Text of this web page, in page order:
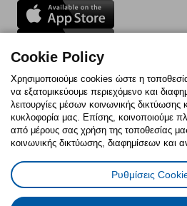
Follow us:
FacebookInstagram
TikTokYoutube
Πολιτική CookiesΔήλωση
Έντυπο Επιστροφής / Ακύρωσης
Cookie Policy
Χρησιμοποιούμε cookies ώστε η
να εξατομικεύουμε περιεχόμενο και
λειτουργίες μέσων κοινωνικής
κυκλοφορία μας. Επίσης, κοινοποιούμε
από μέρους σας χρήση της τοποθεσίας
κοινωνικής δικτύωσης, διαφημίσεων και
Ρυθμίσεις